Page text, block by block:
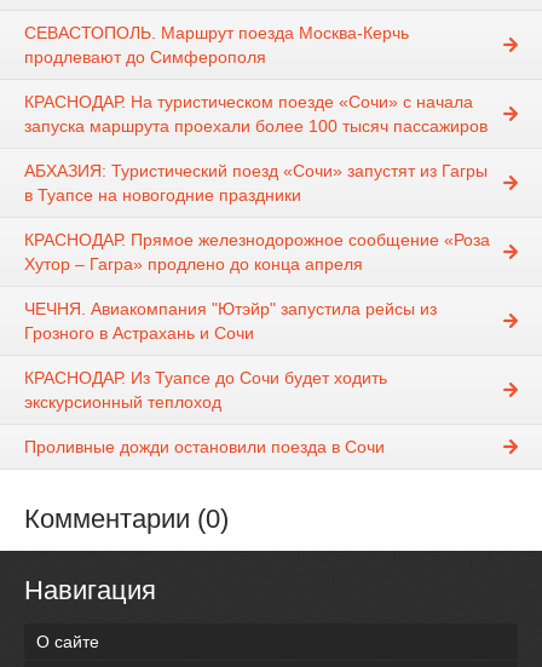
СЕВАСТОПОЛЬ. Маршрут поезда Москва-Керчь
продлевают до Симферополя
КРАСНОДАР. На туристическом поезде «Сочи» с начала
запуска маршрута проехали более 100 тысяч пассажиров
АБХАЗИЯ: Туристический поезд «Сочи» запустят из Гагры
в Туапсе на новогодние праздники
КРАСНОДАР. Прямое железнодорожное сообщение «Роза
Хутор – Гагра» продлено до конца апреля
ЧЕЧНЯ. Авиакомпания "Ютэйр" запустила рейсы из
Грозного в Астрахань и Сочи
КРАСНОДАР. Из Туапсе до Сочи будет ходить
экскурсионный теплоход
Проливные дожди остановили поезда в Сочи
Комментарии (0)
Навигация
О сайте